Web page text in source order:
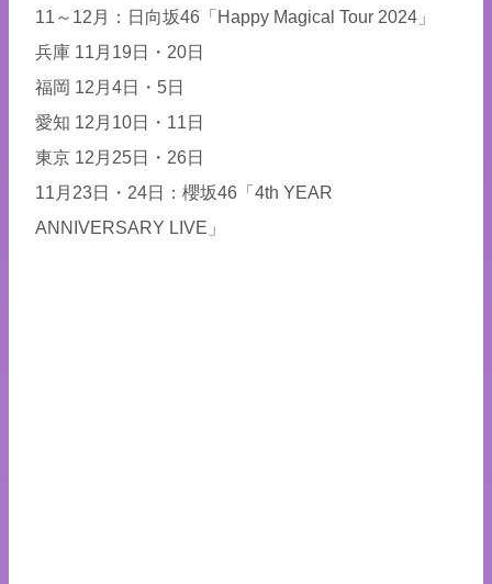
11～12月：日向坂46「Happy Magical Tour 2024」
兵庫 11月19日・20日
福岡 12月4日・5日
愛知 12月10日・11日
東京 12月25日・26日
11月23日・24日：櫻坂46「4th YEAR
ANNIVERSARY LIVE」